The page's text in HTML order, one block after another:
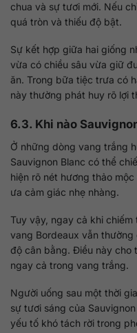
chua và sự tươi mới. Nếu
quá tròn và thiếu độ bật.
Sự kết hợp giữa hai giống
vừa có chiều sâu vừa giữ
ăn. Trong bữa tiệc trưa có
này thường phát huy rõ lợi
6.3. Khi nào
Ở những dòng vang trắng
Sauvignon Blanc có thể
hiện rõ nét hương thảo
ưa cảm giác nhẹ nhàng.
Tuy vậy, ngay cả khi
vang Bordeaux vẫn
độ cân bằng. Điều này cho
ngay cả trong vang trắng.
Người uống sau một thời
sự tươi sáng của
yếu tố khó tách rời trong